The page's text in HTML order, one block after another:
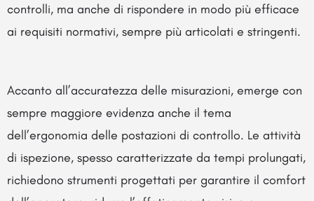
controlli, ma anche di rispondere in modo più efficace
ai requisiti normativi, sempre più articolati e stringenti.
Accanto all’accuratezza delle misurazioni, emerge con
sempre maggiore evidenza anche il tema
dell’ergonomia delle postazioni di controllo. Le attività
di ispezione, spesso caratterizzate da tempi prolungati,
richiedono strumenti progettati per garantire il comfort